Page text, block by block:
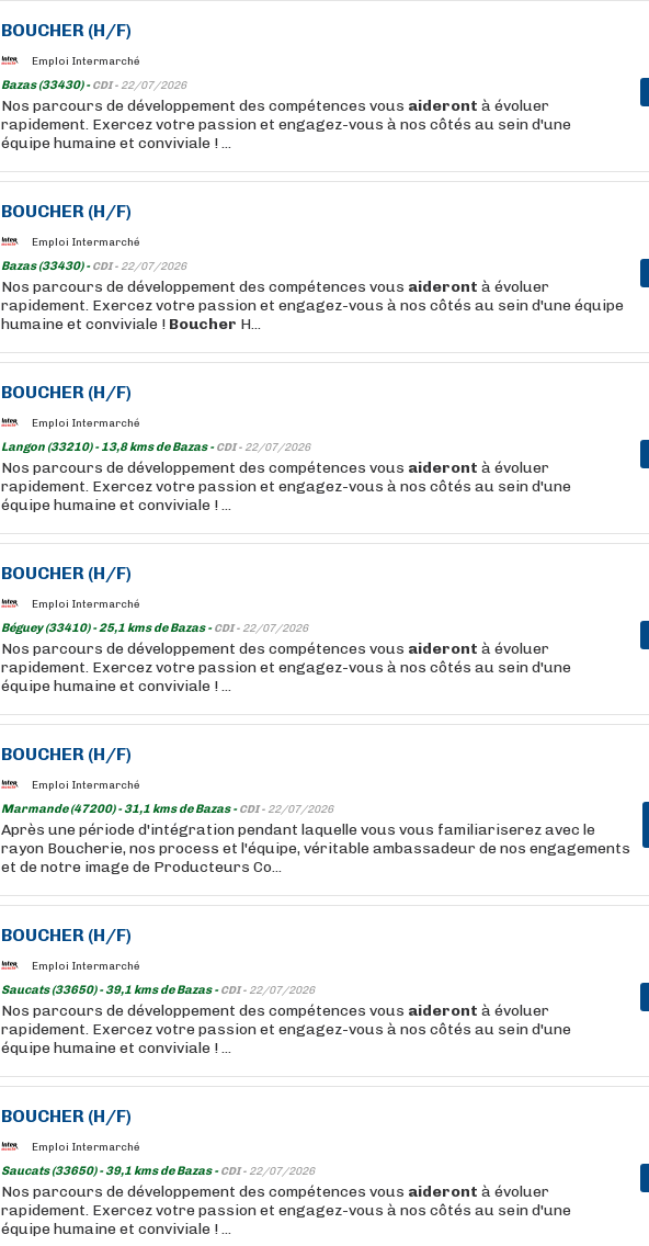
BOUCHER (H/F)
Emploi Intermarché
Bazas (33430) -CDI - 22/07/2026
Nos parcours de développement des compétences vous aideront à évoluer
rapidement. Exercez votre passion et engagez-vous à nos côtés au sein d'une
équipe humaine et conviviale ! ...
BOUCHER (H/F)
Emploi Intermarché
Bazas (33430) -CDI - 22/07/2026
Nos parcours de développement des compétences vous aideront à évoluer
rapidement. Exercez votre passion et engagez-vous à nos côtés au sein d'une équipe
humaine et conviviale ! Boucher H...
BOUCHER (H/F)
Emploi Intermarché
Langon (33210) - 13,8 kms de Bazas -CDI - 22/07/2026
Nos parcours de développement des compétences vous aideront à évoluer
rapidement. Exercez votre passion et engagez-vous à nos côtés au sein d'une
équipe humaine et conviviale ! ...
BOUCHER (H/F)
Emploi Intermarché
Béguey (33410) - 25,1 kms de Bazas -CDI - 22/07/2026
Nos parcours de développement des compétences vous aideront à évoluer
rapidement. Exercez votre passion et engagez-vous à nos côtés au sein d'une
équipe humaine et conviviale ! ...
BOUCHER (H/F)
Emploi Intermarché
Marmande (47200) - 31,1 kms de Bazas -CDI - 22/07/2026
Après une période d'intégration pendant laquelle vous vous familiariserez avec le
rayon Boucherie, nos process et l'équipe, véritable ambassadeur de nos engagements
et de notre image de Producteurs Co...
BOUCHER (H/F)
Emploi Intermarché
Saucats (33650) - 39,1 kms de Bazas -CDI - 22/07/2026
Nos parcours de développement des compétences vous aideront à évoluer
rapidement. Exercez votre passion et engagez-vous à nos côtés au sein d'une
équipe humaine et conviviale ! ...
BOUCHER (H/F)
Emploi Intermarché
Saucats (33650) - 39,1 kms de Bazas -CDI - 22/07/2026
Nos parcours de développement des compétences vous aideront à évoluer
rapidement. Exercez votre passion et engagez-vous à nos côtés au sein d'une
équipe humaine et conviviale ! ...